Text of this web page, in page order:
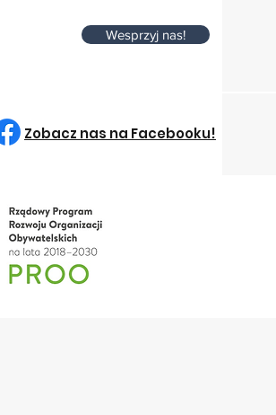
Wesprzyj nas!
Zobacz nas na Facebooku!